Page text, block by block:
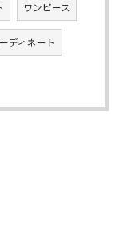
ワンピース
ディネート